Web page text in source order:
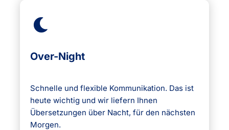
Over-Night
Schnelle und flexible Kommunikation. Das ist
heute wichtig und wir liefern Ihnen
Übersetzungen über Nacht, für den nächsten
Morgen.